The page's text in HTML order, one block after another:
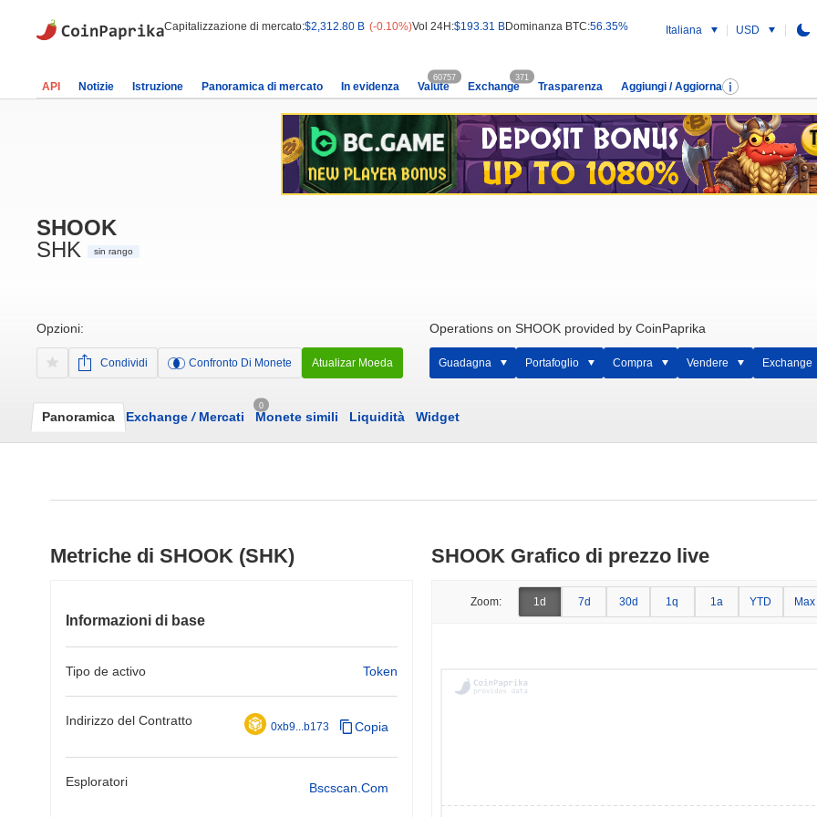
Capitalizzazione di mercato:$2,312.80 B (-0.10%)Vol 24H:$193.31 BDominanza BTC:56.35% Italiana USD
API Notizie Istruzione Panoramica di mercato In evidenza Valute
60757
Exchange
371
Trasparenza Aggiungi / Aggiorna
SHOOK
SHK
sin rango
Opzioni:
Condividi Confronto Di Monete Atualizar Moeda
Operations on SHOOK provided by CoinPaprika
Guadagna Portafoglio Compra Vendere Exchange
Panoramica Exchange /Mercati
0
Monete simili Liquidità Widget
Metriche di SHOOK (SHK)
Informazioni di base
Tipo de activo Token
Indirizzo del Contratto 0xb9...b173 Copia
Esploratori Bscscan.com
SHOOK Grafico di prezzo live
Zoom: 1d 7d 30d 1q 1a YTD Max